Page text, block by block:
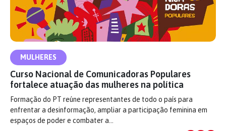
MULHERES
Curso Nacional de Comunicadoras Populares
fortalece atuação das mulheres na política
Formação do PT reúne representantes de todo o país para
enfrentar a desinformação, ampliar a participação feminina em
espaços de poder e combater a…